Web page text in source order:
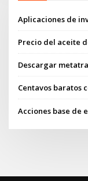
Aplicaciones de
Precio del aceite
Descargar
Centavos baratos
Acciones base de